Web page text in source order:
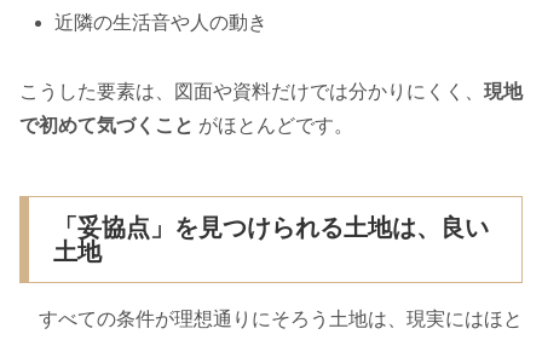
近隣の生活音や人の動き
こうした要素は、図面や資料だけでは分かりにくく、 現地
で初めて気づくこと がほとんどです。
「妥協点」を見つけられる土地は、良い
土地
すべての条件が理想通りにそろう土地は、現実にはほと